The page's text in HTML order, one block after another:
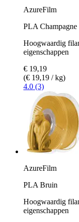
AzureFilm
PLA Champagne
Hoogwaardig
eigenschappen
€ 19,19
(€ 19,19 / kg)
4.0 (3)
AzureFilm
PLA Bruin
Hoogwaardig
eigenschappen